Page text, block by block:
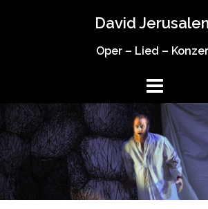
David
Oper – Lied –